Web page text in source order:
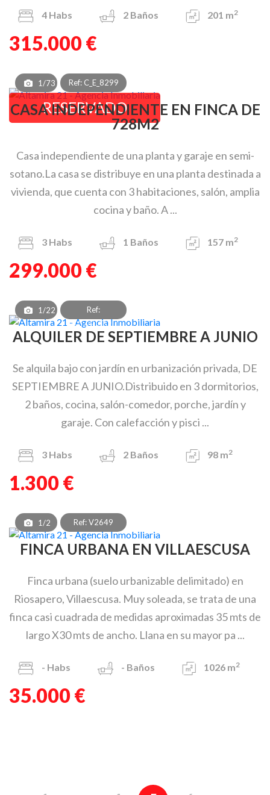
4 Habs 2 Baños 201 m2
315.000 €
1/73 Ref: C_E_8299
RESERVADO
CASA INDEPENDIENTE EN FINCA DE
728M2
Casa independiente de una planta y garaje en semi-
sotano.La casa se distribuye en una planta destinada a
vivienda, que cuenta con 3 habitaciones, salón, amplia
cocina y baño. A ...
3 Habs 1 Baños 157 m2
299.000 €
1/22
Ref:
PAT_PB_062_1
ALQUILER DE SEPTIEMBRE A JUNIO
Se alquila bajo con jardín en urbanización privada, DE
SEPTIEMBRE A JUNIO.Distribuido en 3 dormitorios,
2 baños, cocina, salón-comedor, porche, jardín y
garaje. Con calefacción y pisci ...
3 Habs 2 Baños 98 m2
1.300 €
1/2 Ref: V2649
FINCA URBANA EN VILLAESCUSA
Finca urbana (suelo urbanizable delimitado) en
Riosapero, Villaescusa. Muy soleada, se trata de una
finca casi cuadrada de medidas aproximadas 35 mts de
largo X30 mts de ancho. Llana en su mayor pa ...
- Habs - Baños 1026 m2
35.000 €